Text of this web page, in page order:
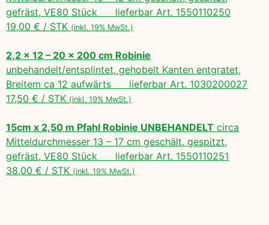
gefräst, VE80 Stück lieferbar Art. 1550110250
19,00 € / STK (inkl. 19% MwSt.)
2,2 x 12 – 20 x 200 cm Robinie
unbehandelt/entsplintet, gehobelt Kanten entgratet,
Breitem ca 12 aufwärts lieferbar Art. 1030200027
17,50 € / STK (inkl. 19% MwSt.)
15cm x 2,50 m Pfahl Robinie UNBEHANDELT circa
Mitteldurchmesser 13 – 17 cm geschält, gespitzt,
gefräst, VE80 Stück lieferbar Art. 1550110251
38,00 € / STK (inkl. 19% MwSt.)